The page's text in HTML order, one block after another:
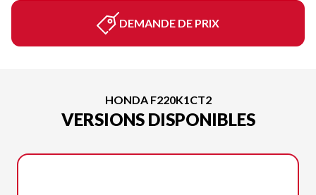
DEMANDE DE PRIX
HONDA F220K1CT2
VERSIONS DISPONIBLES